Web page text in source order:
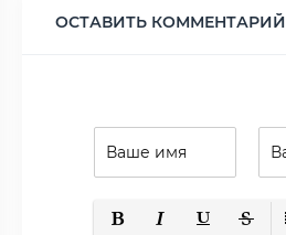
ОСТАВИТЬ КОММЕНТАРИЙ